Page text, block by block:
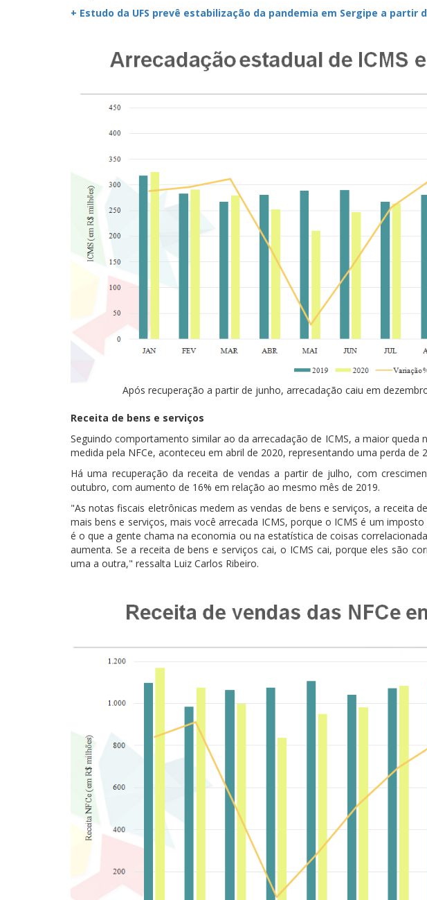
+ Estudo da UFS prevê estabilização da pandemia em Sergipe a partir
Após recuperação a partir de junho, arrecadação caiu em
Receita de bens e serviços
Seguindo comportamento similar ao da arrecadação de ICMS, a maior queda
medida pela NFCe, aconteceu em abril de 2020, representando uma perda de
Há uma recuperação da receita de vendas a partir de julho, com
outubro, com aumento de 16% em relação ao mesmo mês de 2019.
"As notas fiscais eletrônicas medem as vendas de bens e serviços, a receita
mais bens e serviços, mais você arrecada ICMS, porque o ICMS é um
é o que a gente chama na economia ou na estatística de coisas
aumenta. Se a receita de bens e serviços cai, o ICMS cai, porque eles são
uma a outra," ressalta Luiz Carlos Ribeiro.